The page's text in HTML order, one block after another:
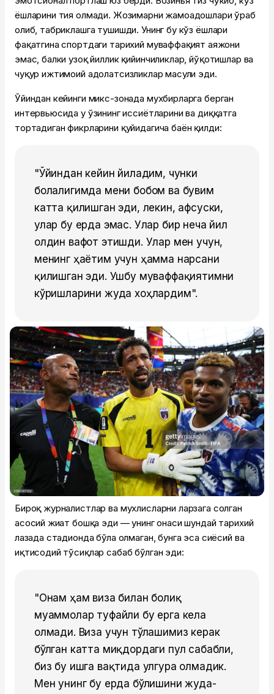
ёшларини тия олмади. Жозимарни жамоадошлари ўраб
олиб, табриклашга тушишди. Унинг бу кўз ёшлари
фақатгина спортдаги тарихий муваффақият ҳаяжони
эмас, балки узоқ йиллик қийинчиликлар, йўқотишлар ва
чуқур ижтимоий адолатсизликлар маҳсули эди.
Ўйиндан кейинги микс-зонада мухбирларга берган
интервьюсида у ўзининг ҳиссиётларини ва диққатга
тортадиган фикрларини қуйидагича баён қилди:
"Ўйиндан кейин йиғладим, чунки
болалигимда мени бобом ва бувим
катта қилишган эди, лекин, афсуски,
улар бу ерда эмас. Улар бир неча йил
олдин вафот этишди. Улар мен учун,
менинг ҳаётим учун ҳамма нарсани
қилишган эди. Ушбу муваффақиятимни
кўришларини жуда хоҳлардим".
Бироқ журналистлар ва мухлисларни ларзага солган
асосий жиҳат бошқа эди — унинг онаси шундай тарихий
лаҳзада стадионда бўла олмаган, бунга эса сиёсий ва
иқтисодий тўсиқлар сабаб бўлган эди:
"Онам ҳам виза билан боғлиқ
муаммолар туфайли бу ерга кела
олмади. Виза учун тўлашимиз керак
бўлган катта миқдордаги пул сабабли,
биз бу ишга вақтида улгура олмадик.
Мен унинг бу ерда бўлишини жуда-